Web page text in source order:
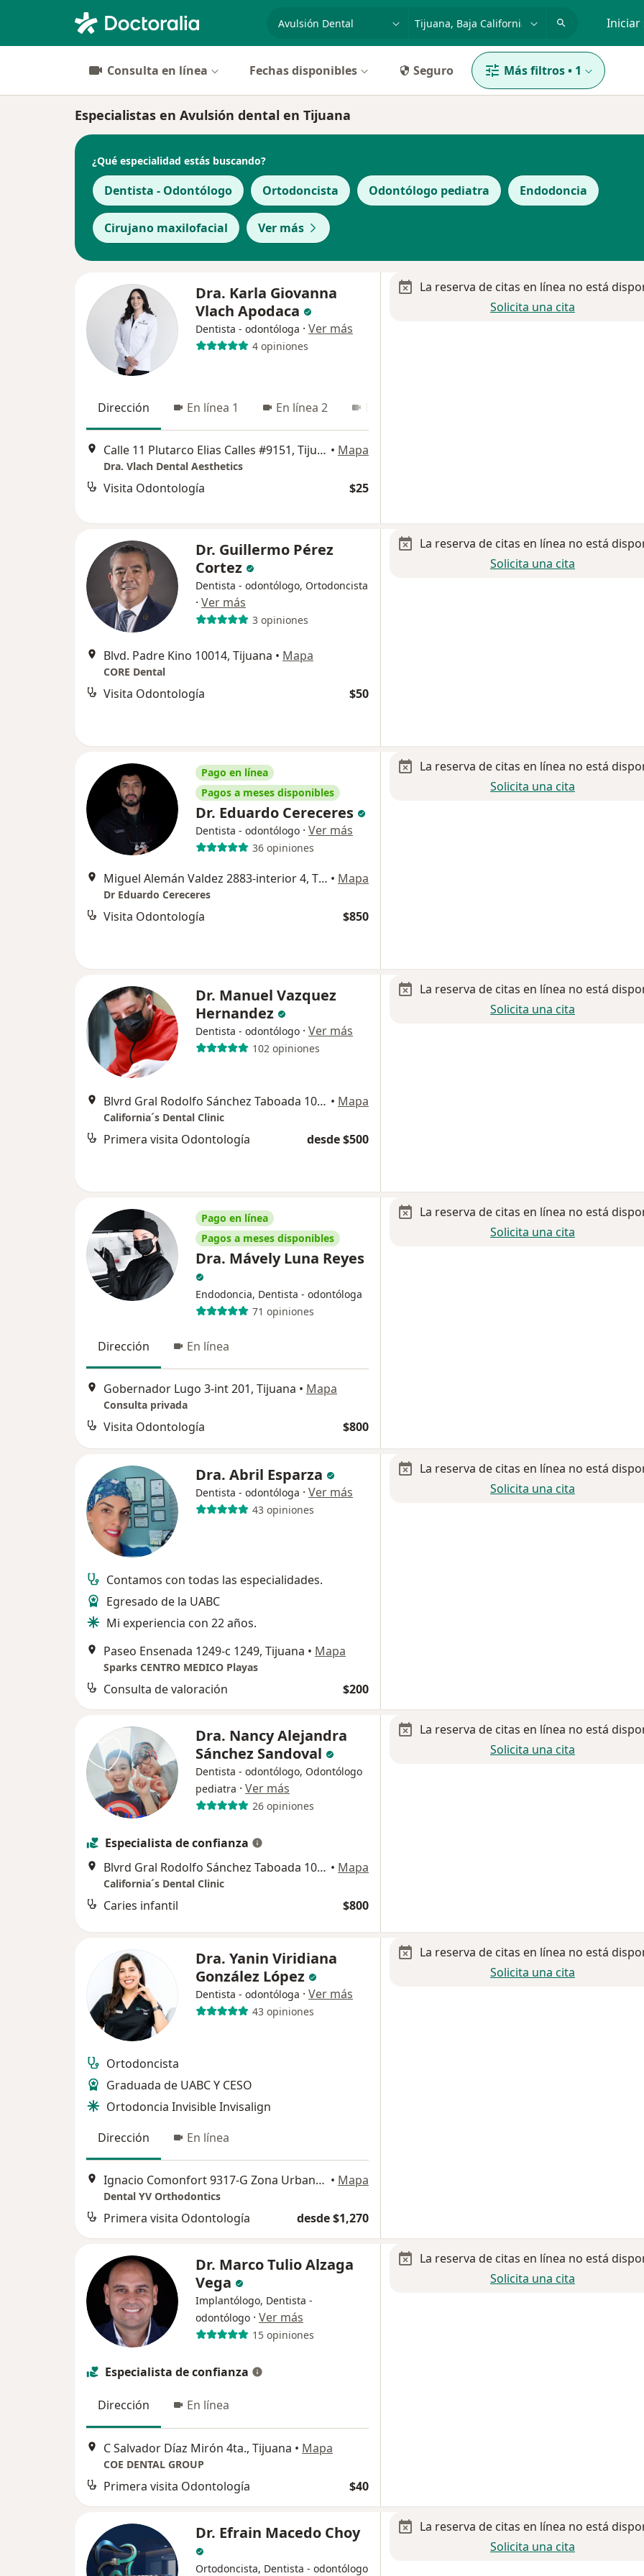
especialidad, enfermedad o nombre Iniciar
Consulta en línea Fechas disponibles Seguro Más filtros• 1
Especialistas en Avulsión dental en Tijuana
¿Qué especialidad estás buscando?
Dentista - Odontólogo Ortodoncista Odontólogo pediatra Endodoncia
Cirujano maxilofacial Ver más
Dra. Karla Giovanna
Vlach Apodaca
Dentista - odontóloga · Ver más
4 opiniones
Dirección En línea 1 En línea 2
Calle 11 Plutarco Elias Calles #9151, Tijuana • Mapa
Dra. Vlach Dental Aesthetics
Visita Odontología $25
La reserva de citas en línea no está
Solicita una cita
Dr. Guillermo Pérez
Cortez
Dentista - odontólogo, Ortodoncista
· Ver más
3 opiniones
Blvd. Padre Kino 10014, Tijuana • Mapa
CORE Dental
Visita Odontología $50
La reserva de citas en línea no está
Solicita una cita
Pago en línea
Pagos a meses disponibles
Dr. Eduardo Cereceres
Dentista - odontólogo · Ver más
36 opiniones
Miguel Alemán Valdez 2883-interior 4, Tijuana • Mapa
Dr Eduardo Cereceres
Visita Odontología $850
La reserva de citas en línea no está
Solicita una cita
Dr. Manuel Vazquez
Hernandez
Dentista - odontólogo · Ver más
102 opiniones
Blvrd Gral Rodolfo Sánchez Taboada 1012-Notaría 5, Zona Urbana Rio Tijuana, Tijuana • Mapa
California´s Dental Clinic
Primera visita Odontología desde $500
La reserva de citas en línea no está
Solicita una cita
Pago en línea
Pagos a meses disponibles
Dra. Mávely Luna Reyes
Endodoncia, Dentista - odontóloga
71 opiniones
Dirección En línea
Gobernador Lugo 3-int 201, Tijuana • Mapa
Consulta privada
Visita Odontología $800
La reserva de citas en línea no está
Solicita una cita
Dra. Abril Esparza
Dentista - odontóloga · Ver más
43 opiniones
Contamos con todas las especialidades.
Egresado de la UABC
Mi experiencia con 22 años.
Paseo Ensenada 1249-c 1249, Tijuana • Mapa
Sparks CENTRO MEDICO Playas
Consulta de valoración $200
La reserva de citas en línea no está
Solicita una cita
Dra. Nancy Alejandra
Sánchez Sandoval
Dentista - odontólogo, Odontólogo
pediatra · Ver más
26 opiniones
Especialista de confianza
Blvrd Gral Rodolfo Sánchez Taboada 1012-Notaría 5, Zona Urbana Rio Tijuana, Tijuana • Mapa
California´s Dental Clinic
Caries infantil $800
La reserva de citas en línea no está
Solicita una cita
Dra. Yanin Viridiana
González López
Dentista - odontóloga · Ver más
43 opiniones
Ortodoncista
Graduada de UABC Y CESO
Ortodoncia Invisible Invisalign
Dirección
En línea
Ignacio Comonfort 9317-G Zona Urbana Rio Tijuana, Tijuana • Mapa
Dental YV Orthodontics
Primera visita Odontología desde $1,270
La reserva de citas en línea no está
Solicita una cita
Dr. Marco Tulio Alzaga
Vega
Implantólogo, Dentista -
odontólogo · Ver más
15 opiniones
Especialista de confianza
Dirección En línea
C Salvador Díaz Mirón 4ta., Tijuana • Mapa
COE DENTAL GROUP
Primera visita Odontología $40
La reserva de citas en línea no está
Solicita una cita
Dr. Efrain Macedo Choy
Ortodoncista, Dentista - odontólogo
La reserva de citas en línea no está
Solicita una cita